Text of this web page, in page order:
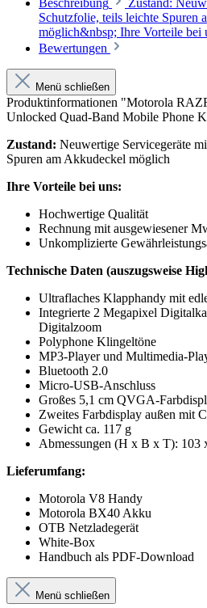
Schutzfolie, teils leichte Spuren
möglich&nbsp; Ihre Vorteile
Bewertungen
Menü schließen
Produktinformationen "Motorola
Unlocked Quad-Band Mobile Phone
Zustand: Neuwertige Servicegeräte
Spuren am Akkudeckel möglich
Ihre Vorteile bei uns:
Hochwertige Qualität
Rechnung mit ausgewiesener
Unkomplizierte
Technische Daten (auszugsweise
Ultraflaches Klapphandy mit
Integrierte 2 Megapixel
Digitalzoom
Polyphone Klingeltöne
MP3-Player und Multimedia-
Bluetooth 2.0
Micro-USB-Anschluss
Großes 5,1 cm QVGA-
Zweites Farbdisplay außen mit
Gewicht ca. 117 g
Abmessungen (H x B x T): 103
Lieferumfang:
Motorola V8 Handy
Motorola BX40 Akku
OTB Netzladegerät
White-Box
Handbuch als PDF-Download
Menü schließen